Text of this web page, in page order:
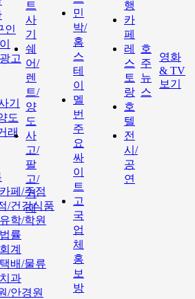
인
고
기
도
래
페/주점
/건강식품
학/학원
률
계
배/물류
과
/안경원
트
사
기
쉐
어/
렌
트/
양
도
사
고/
팔
고/
거
래
민
박/
홈
스
테
이
멜
번
주
요
싸
이
트
고
국
업
체
홍
보
방
행
카
페
레
스
토
랑
호
텔
전
시/
공
연
호
주
뉴
스
영화
& TV
보기